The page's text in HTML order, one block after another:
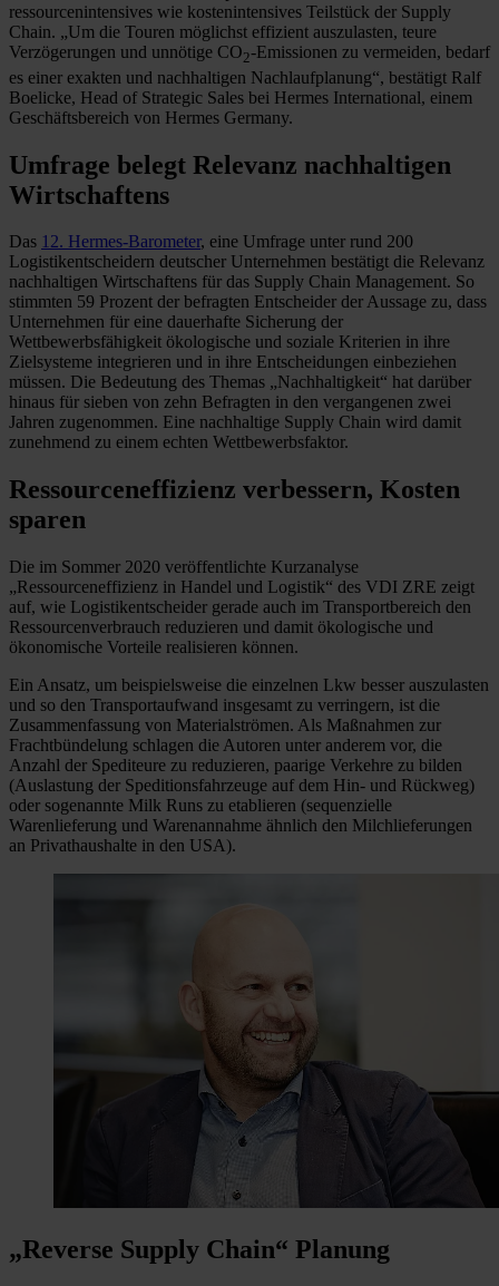
ressourcenintensives wie kostenintensives Teilstück der Supply
Chain. „Um die Touren möglichst effizient auszulasten, teure
Verzögerungen und unnötige CO2-Emissionen zu vermeiden, bedarf
es einer exakten und nachhaltigen Nachlaufplanung“, bestätigt Ralf
Boelicke, Head of Strategic Sales bei Hermes International, einem
Geschäftsbereich von Hermes Germany.
Umfrage belegt Relevanz nachhaltigen
Wirtschaftens
Das 12. Hermes-Barometer, eine Umfrage unter rund 200
Logistikentscheidern deutscher Unternehmen bestätigt die Relevanz
nachhaltigen Wirtschaftens für das Supply Chain Management. So
stimmten 59 Prozent der befragten Entscheider der Aussage zu, dass
Unternehmen für eine dauerhafte Sicherung der
Wettbewerbsfähigkeit ökologische und soziale Kriterien in ihre
Zielsysteme integrieren und in ihre Entscheidungen einbeziehen
müssen. Die Bedeutung des Themas „Nachhaltigkeit“ hat darüber
hinaus für sieben von zehn Befragten in den vergangenen zwei
Jahren zugenommen. Eine nachhaltige Supply Chain wird damit
zunehmend zu einem echten Wettbewerbsfaktor.
Ressourceneffizienz verbessern, Kosten
sparen
Die im Sommer 2020 veröffentlichte Kurzanalyse
„Ressourceneffizienz in Handel und Logistik“ des VDI ZRE zeigt
auf, wie Logistikentscheider gerade auch im Transportbereich den
Ressourcenverbrauch reduzieren und damit ökologische und
ökonomische Vorteile realisieren können.
Ein Ansatz, um beispielsweise die einzelnen Lkw besser auszulasten
und so den Transportaufwand insgesamt zu verringern, ist die
Zusammenfassung von Materialströmen. Als Maßnahmen zur
Frachtbündelung schlagen die Autoren unter anderem vor, die
Anzahl der Spediteure zu reduzieren, paarige Verkehre zu bilden
(Auslastung der Speditionsfahrzeuge auf dem Hin- und Rückweg)
oder sogenannte Milk Runs zu etablieren (sequenzielle
Warenlieferung und Warenannahme ähnlich den Milchlieferungen
an Privathaushalte in den USA).
„Reverse Supply Chain“ Planung